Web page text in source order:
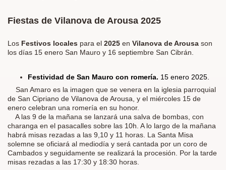
Fiestas de Vilanova de Arousa 2025
Los Festivos locales para el 2025 en Vilanova de Arousa son
los días 15 enero San Mauro y 16 septiembre San Cibrán.
Festividad de San Mauro con romería. 15 enero 2025.
San Amaro es la imagen que se venera en la iglesia parroquial
de San Cipriano de Vilanova de Arousa, y el miércoles 15 de
enero celebran una romería en su honor.
A las 9 de la mañana se lanzará una salva de bombas, con
charanga en el pasacalles sobre las 10h. A lo largo de la mañana
habrá misas rezadas a las 9,10 y 11 horas. La Santa Misa
solemne se oficiará al mediodía y será cantada por un coro de
Cambados y seguidamente se realizará la procesión. Por la tarde
misas rezadas a las 17:30 y 18:30 horas.